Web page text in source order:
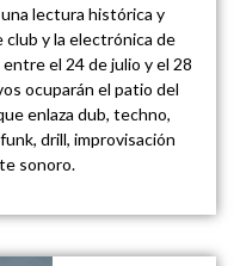
lectura histórica y
club y la electrónica de
el 24 de julio y el 28
ocuparán el patio del
enlaza dub, techno,
drill, improvisación
sonoro.